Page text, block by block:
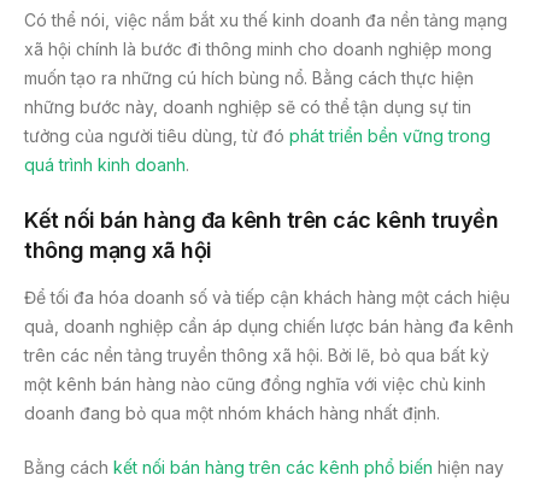
Có thể nói, việc nắm bắt xu thế kinh doanh đa nền tảng mạng
xã hội chính là bước đi thông minh cho doanh nghiệp mong
muốn tạo ra những cú hích bùng nổ. Bằng cách thực hiện
những bước này, doanh nghiệp sẽ có thể tận dụng sự tin
tưởng của người tiêu dùng, từ đó phát triển bền vững trong
quá trình kinh doanh.
Kết nối bán hàng đa kênh trên các kênh truyền
thông mạng xã hội
Để tối đa hóa doanh số và tiếp cận khách hàng một cách hiệu
quả, doanh nghiệp cần áp dụng chiến lược bán hàng đa kênh
trên các nền tảng truyền thông xã hội. Bởi lẽ, bỏ qua bất kỳ
một kênh bán hàng nào cũng đồng nghĩa với việc chủ kinh
doanh đang bỏ qua một nhóm khách hàng nhất định.
Bằng cách kết nối bán hàng trên các kênh phổ biến hiện nay